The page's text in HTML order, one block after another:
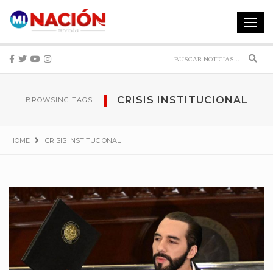
Toggle
BROWSING TAGS CRISIS INSTITUCIONAL
HOME CRISIS INSTITUCIONAL